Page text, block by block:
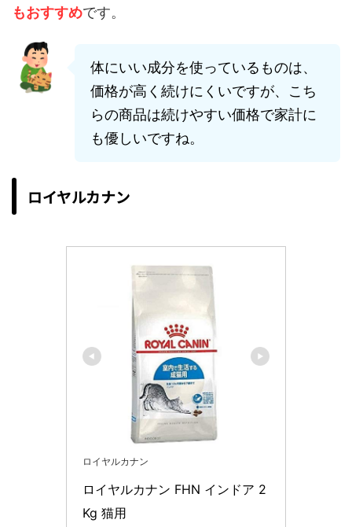
もおすすめです。
体にいい成分を使っているものは、
価格が高く続けにくいですが、こち
らの商品は続けやすい価格で家計に
も優しいですね。
ロイヤルカナン
ロイヤルカナン
ロイヤルカナン FHN インドア 2
Kg 猫用